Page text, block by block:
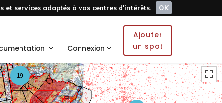
services adaptés à vos centres d'intérêts.
OK
Connexion
Ajouter
un spot
19